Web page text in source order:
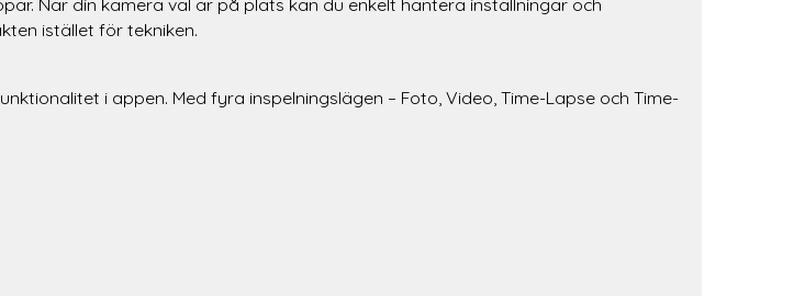
När din kamera väl är på plats kan du enkelt hantera inställningar och
istället för tekniken.
i appen. Med fyra inspelningslägen – Foto, Video, Time-Lapse och Time-